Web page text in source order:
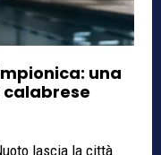
una
lascia la città